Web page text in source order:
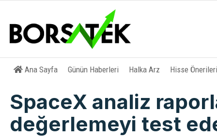
Ana Sayfa Günün Haberleri Halka Arz Hisse Önerileri
SpaceX analiz
değerlemeyi test